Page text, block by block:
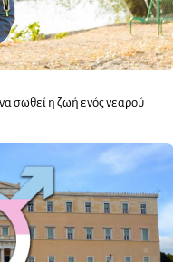
σωθεί η ζωή ενός νεαρού